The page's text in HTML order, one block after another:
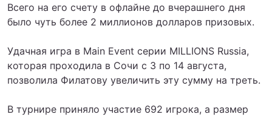
Всего на его счету в офлайне до вчерашнего дня
было чуть более 2 миллионов долларов призовых.
Удачная игра в Main Event серии MILLIONS Russia,
которая проходила в Сочи с 3 по 14 августа,
позволила Филатову увеличить эту сумму на треть.
В турнире приняло участие 692 игрока, а размер